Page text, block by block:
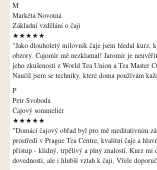
M
Markéta Novotná
Základní vzdělání o čaji
★★★★★
"Jako dlouholetý milovník čaje jsem hledal kurz,
obzory. Čajomír mě nezklamal! Jaromír je
jeho zkušenosti z World Tea Union a Tea Master
Naučil jsem se techniky, které doma používám
P
Petr Svoboda
Čajový sommeliér
★★★★★
"Domácí čajový obřad byl pro mě meditativním
prostředí v Prague Tea Centre, kvalitní čaje a
přístup - klidný, trpělivý a plný znalostí. Kurz mi
dovednosti, ale i hlubší vztah k čaji. Vřele